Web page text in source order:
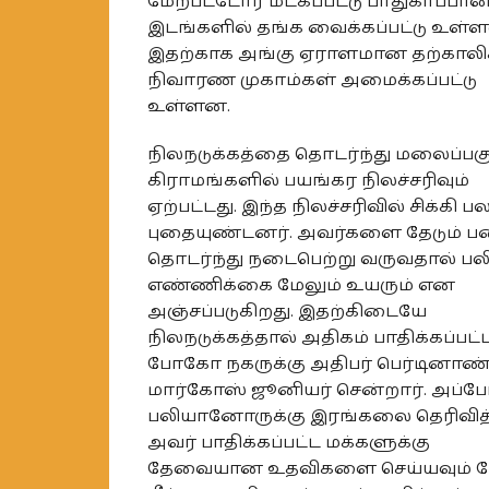
இடங்களில் தங்க வைக்கப்பட்டு
இதற்காக அங்கு ஏராளமான
நிவாரண முகாம்கள் அமைக்கப்பட்டு
உள்ளன.
நிலநடுக்கத்தை தொடர்ந்து
கிராமங்களில் பயங்கர நிலச்சரிவும்
ஏற்பட்டது. இந்த நிலச்சரிவில் சிக்கி
புதையுண்டனர். அவர்களை தேடும்
தொடர்ந்து நடைபெற்று வருவதால்
எண்ணிக்கை மேலும் உயரும் என
அஞ்சப்படுகிறது. இதற்கிடையே
நிலநடுக்கத்தால் அதிகம்
போகோ நகருக்கு அதிபர்
மார்கோஸ் ஜூனியர் சென்றார்.
பலியானோருக்கு இரங்கலை
அவர் பாதிக்கப்பட்ட மக்களுக்கு
தேவையான உதவிகளை செய்யவும்